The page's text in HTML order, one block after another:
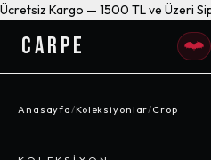
Ücretsiz Kargo — 1500 TL ve Üzeri
CARPE
Anasayfa/Koleksiyonlar/Crop